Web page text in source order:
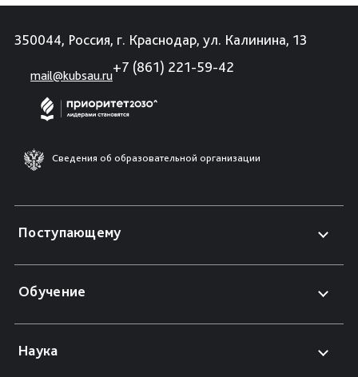
350044, Россия, г. Краснодар, ул. Калинина, 13
mail@kubsau.ru
+7 (861) 221-59-42
Сведения об образовательной организации
Поступающему
Обучение
Наука